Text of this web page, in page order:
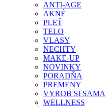
ANTI-AGE
AKNÉ
PLEŤ
TELO
VLASY
NECHTY
MAKE-UP
NOVINKY
PORADŇA
PREMENY
VYROB SI SAMA
WELLNESS